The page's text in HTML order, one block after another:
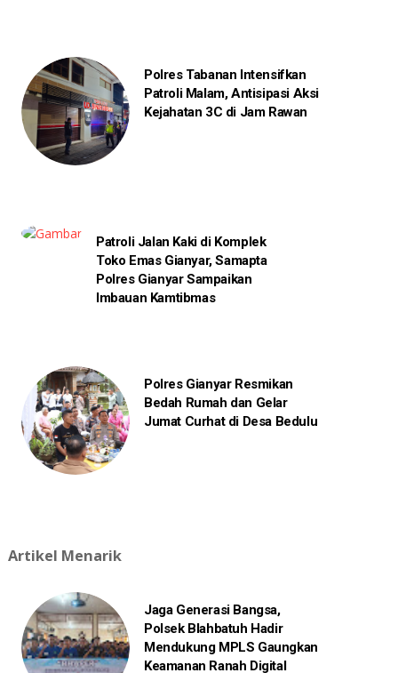
Polres Tabanan Intensifkan
Patroli Malam, Antisipasi Aksi
Kejahatan 3C di Jam Rawan
Patroli Jalan Kaki di Komplek
Toko Emas Gianyar, Samapta
Polres Gianyar Sampaikan
Imbauan Kamtibmas
Polres Gianyar Resmikan
Bedah Rumah dan Gelar
Jumat Curhat di Desa Bedulu
Artikel Menarik
Jaga Generasi Bangsa,
Polsek Blahbatuh Hadir
Mendukung MPLS Gaungkan
Keamanan Ranah Digital